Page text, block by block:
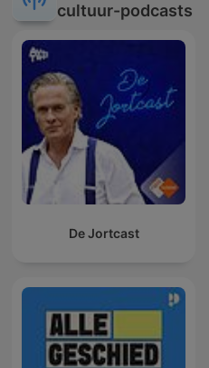
cultuur-podcasts
De Jortcast